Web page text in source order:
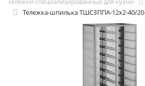
Тележка-шпилька ТШСЗППА-12х2-40/